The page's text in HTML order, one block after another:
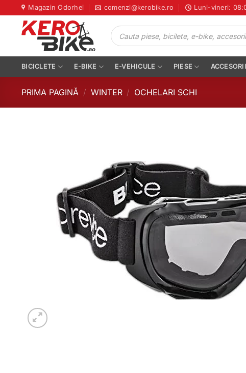
to
content
Magazin Odorhei comenzi@kerobike.ro Luni-vineri:
Products
search
BICICLETE E-BIKE E-VEHICULE PIESE ACCESORII
PRIMA PAGINĂ / WINTER / OCHELARI SCHI